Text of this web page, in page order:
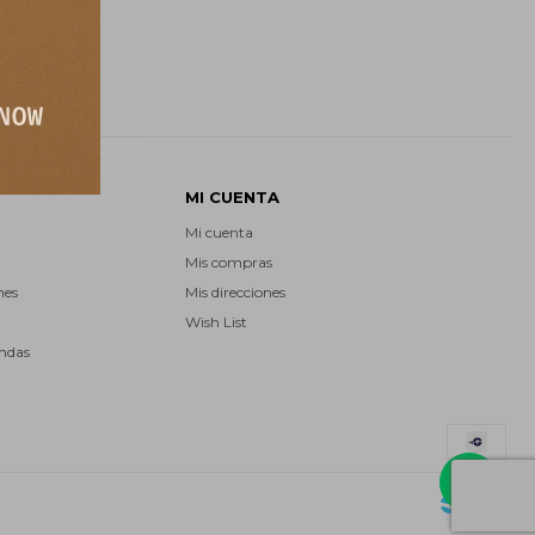
MI CUENTA
Mi cuenta
Mis compras
Mis direcciones
Wish List